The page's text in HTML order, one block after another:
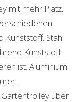
mit mehr Platz.
Kunststoff. Stahl
Kunststoff
ist. Aluminium
über